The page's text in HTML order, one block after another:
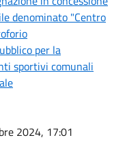
denominato "Centro
per la
sportivi comunali
2024, 17:01